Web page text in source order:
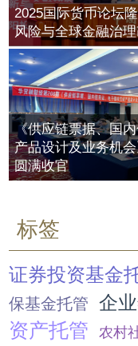
私募十年
吃面，凭
2017年07月
资管产品
人及各自
2017年07月
人民银
券商资管
内建议多
2017年07月
瑞银资
QDII基金
站上新起
2017年10月
资管产品
2017年10月
11只QDII
忧美股
2017年09月
第二届（
将在即召
2017年10月
如何玩转
融？
2017年07月
2025国际货币论坛
风险与全球金融治理
《供应链票据、国
产品设计及业务机
圆满收官
标签
证券投资基金
保基金托管
企
资产托管
农村